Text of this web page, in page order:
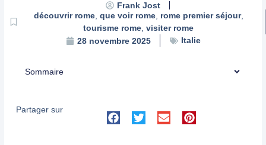
Frank Jost
découvrir rome, que voir rome, rome premier séjour,
tourisme rome, visiter rome
28 novembre 2025
Italie
Sommaire
Partager sur